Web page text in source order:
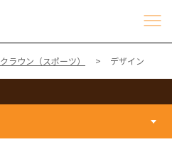
クラウン（スポーツ） デザイン